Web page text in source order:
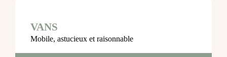
VANS
Mobile, astucieux et raisonnable